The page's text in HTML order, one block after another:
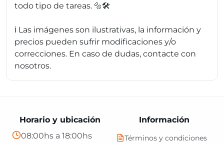
todo tipo de tareas. 🔩🛠️
ℹ️ Las imágenes son ilustrativas, la información y
precios pueden sufrir modificaciones y/o
correcciones. En caso de dudas, contacte con
nosotros.
Información
Términos y condiciones
Horario y ubicación
08:00hs a 18:00hs